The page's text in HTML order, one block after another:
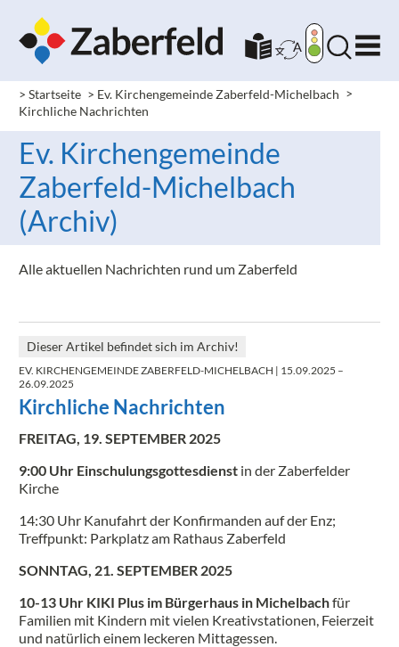
> Startseite > Ev. Kirchengemeinde Zaberfeld-Michelbach >
Kirchliche Nachrichten
Ev. Kirchengemeinde
Zaberfeld-Michelbach
(Archiv)
Alle aktuellen Nachrichten rund um Zaberfeld
Dieser Artikel befindet sich im Archiv!
EV. KIRCHENGEMEINDE ZABERFELD-MICHELBACH | 15.09.2025 –
26.09.2025
Kirchliche Nachrichten
FREITAG, 19. SEPTEMBER 2025
9:00 Uhr Einschulungsgottesdienst in der Zaberfelder
Kirche
14:30 Uhr Kanufahrt der Konfirmanden auf der Enz;
Treffpunkt: Parkplatz am Rathaus Zaberfeld
SONNTAG, 21. SEPTEMBER 2025
10-13 Uhr KIKI Plus im Bürgerhaus in Michelbachfür
Familien mit Kindern mit vielen Kreativstationen, Feierzeit
und natürlich einem leckeren Mittagessen.